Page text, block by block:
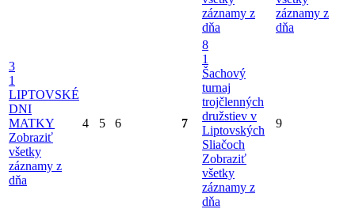
záznamy z
dňa
záznamy z
dňa
3
1
LIPTOVSKÉ
DNI
MATKY
Zobraziť
všetky
záznamy z
dňa
4 5 6 7
8
1
Šachový
turnaj
trojčlenných
družstiev v
Liptovských
Sliačoch
Zobraziť
všetky
záznamy z
dňa
9